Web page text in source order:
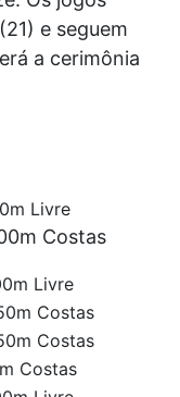
e seguem
a cerimônia
Livre
Costas
Livre
Costas
Costas
Costas